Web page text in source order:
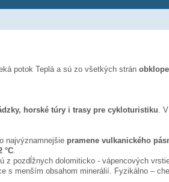
potok Teplá a sú zo všetkých strán
horské túry i trasy pre cykloturistiku.
najvýznamnejšie pramene vulkanického
°C.
z pozdĺžnych dolomiticko - vápencových
menším obsahom minerálií. Fyzikálno –